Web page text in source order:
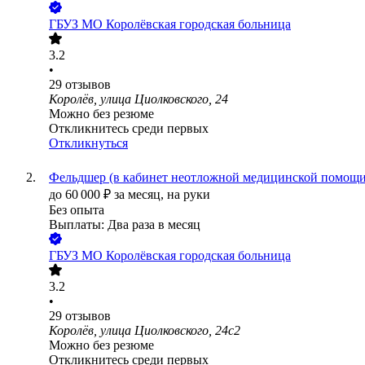
ГБУЗ МО Королёвская городская больница
3.2
•
29 отзывов
Королёв, улица Циолковского, 24
Можно без резюме
Откликнитесь среди первых
Откликнуться
Фельдшер (в кабинет неотложной медицинской
до 60 000 ₽ за месяц, на руки
Без опыта
Выплаты: Два раза в месяц
ГБУЗ МО Королёвская городская больница
3.2
•
29 отзывов
Королёв, улица Циолковского, 24с2
Можно без резюме
Откликнитесь среди первых